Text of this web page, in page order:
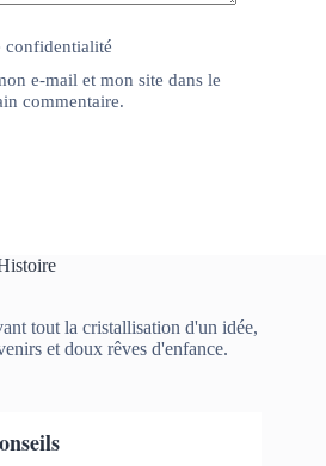
confidentialité
e-mail et mon site dans le
commentaire.
tout la cristallisation d'un idée,
et doux rêves d'enfance.